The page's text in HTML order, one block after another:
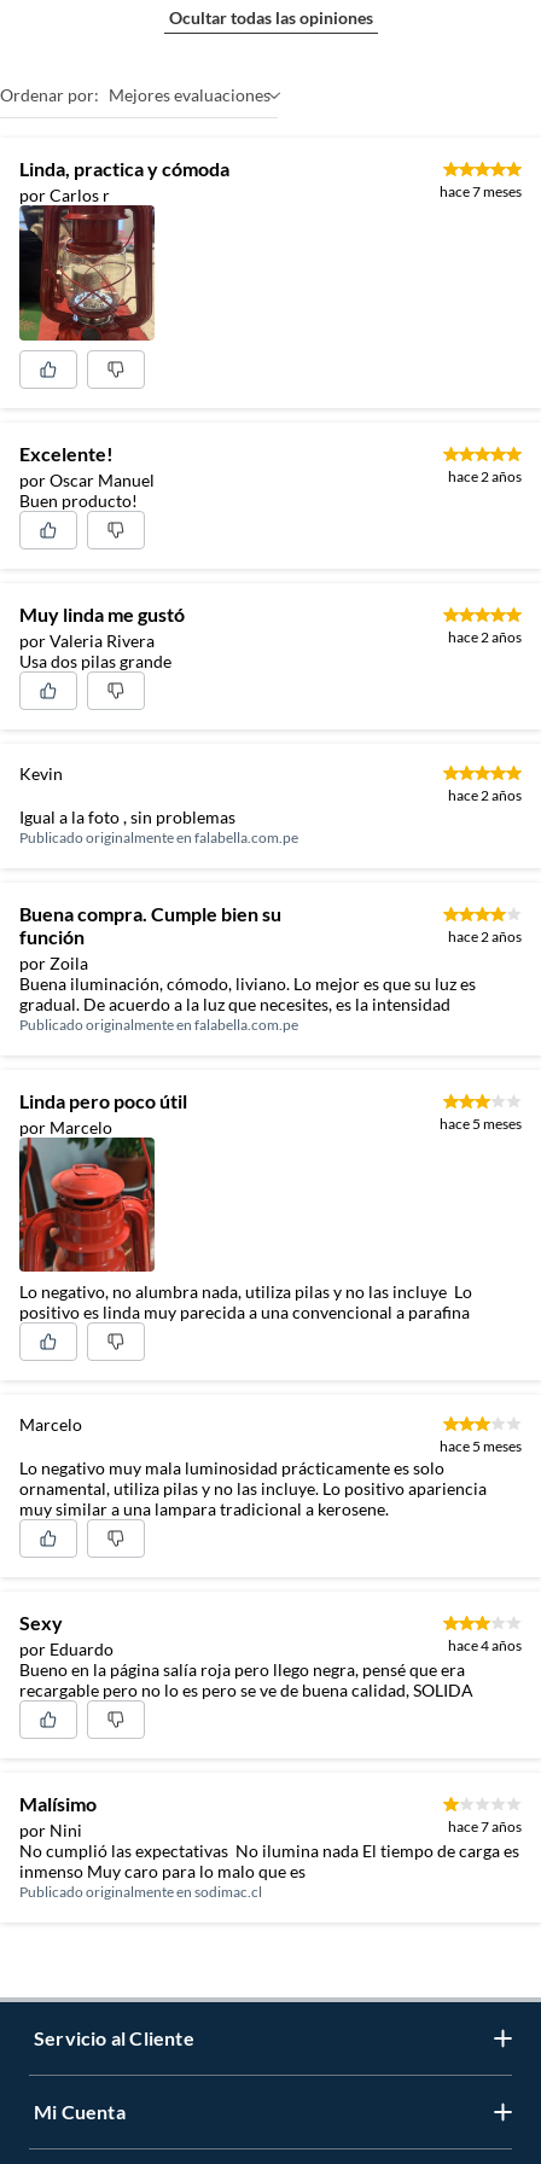
Ocultar todas las opiniones
Ordenar por: Mejores evaluaciones
Linda, practica y cómoda
por Carlos r hace 7 meses
Excelente!
por Oscar Manuel hace 2 años
Buen producto!
Muy linda me gustó
por Valeria Rivera hace 2 años
Usa dos pilas grande
Kevin
hace 2 años
Igual a la foto , sin problemas
Publicado originalmente en falabella.com.pe
Buena compra. Cumple bien su
función
por Zoila
hace 2 años
Buena iluminación, cómodo, liviano. Lo mejor es que su luz es
gradual. De acuerdo a la luz que necesites, es la intensidad
Publicado originalmente en falabella.com.pe
Linda pero poco útil
por Marcelo hace 5 meses
Lo negativo, no alumbra nada, utiliza pilas y no las incluye Lo
positivo es linda muy parecida a una convencional a parafina
Marcelo
hace 5 meses
Lo negativo muy mala luminosidad prácticamente es solo
ornamental, utiliza pilas y no las incluye. Lo positivo apariencia
muy similar a una lampara tradicional a kerosene.
Sexy
por Eduardo hace 4 años
Bueno en la página salía roja pero llego negra, pensé que era
recargable pero no lo es pero se ve de buena calidad, SOLIDA
Malísimo
por Nini hace 7 años
No cumplió las expectativas No ilumina nada El tiempo de carga es
inmenso Muy caro para lo malo que es
Publicado originalmente en sodimac.cl
Servicio al Cliente
Contáctanos
Mi Cuenta